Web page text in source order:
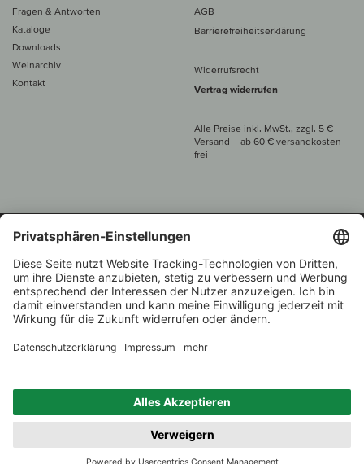
Fragen & Antworten
Kataloge
Downloads
Weinarchiv
Kontakt
AGB
Barrierefreiheitserklärung
Widerrufsrecht
Vertrag widerrufen
Alle Preise inkl. MwSt., zzgl. 5 €
Versand – ab 60 € versand­kosten­
frei
Beratung unter
+49 421 696 797-0
1.000 Winzer –
Über 7.000 Weine
Weinhändler
des Jahres 2022